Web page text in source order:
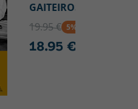
GAITEIROS DO AREAL
19.95 € 5% DTO
18.95 €